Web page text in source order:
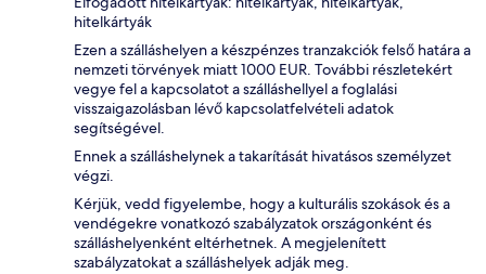
hitelkártyák
Ezen a szálláshelyen a készpénzes tranzakciók felső határa a
nemzeti törvények miatt 1000 EUR. További részletekért
vegye fel a kapcsolatot a szálláshellyel a foglalási
visszaigazolásban lévő kapcsolatfelvételi adatok
segítségével.
Ennek a szálláshelynek a takarítását hivatásos személyzet
végzi.
Kérjük, vedd figyelembe, hogy a kulturális szokások és a
vendégekre vonatkozó szabályzatok országonként és
szálláshelyenként eltérhetnek. A megjelenített
szabályzatokat a szálláshelyek adják meg.